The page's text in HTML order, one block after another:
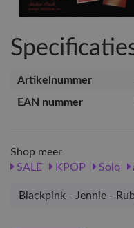
Artikelnummer
EAN nummer
Shop meer
SALE
KPOP Solo
Blackpink - Jennie -